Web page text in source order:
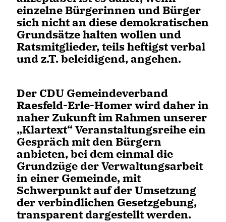
einzelne Bürgerinnen und Bürger
sich nicht an diese demokratischen
Grundsätze halten wollen und
Ratsmitglieder, teils heftigst verbal
und z.T. beleidigend, angehen.
Der CDU Gemeindeverband
Raesfeld-Erle-Homer wird daher in
naher Zukunft im Rahmen unserer
Klartext“ Veranstaltungsreihe ein
Gespräch mit den Bürgern
anbieten, bei dem einmal die
Grundzüge der Verwaltungsarbeit
in einer Gemeinde, mit
Schwerpunkt auf der Umsetzung
der verbindlichen Gesetzgebung,
transparent dargestellt werden.